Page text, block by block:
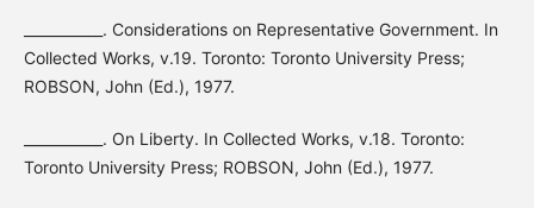
___________. Considerations on Representative Government. In
Collected Works, v.19. Toronto: Toronto University Press;
ROBSON, John (Ed.), 1977.
___________. On Liberty. In Collected Works, v.18. Toronto:
Toronto University Press; ROBSON, John (Ed.), 1977.